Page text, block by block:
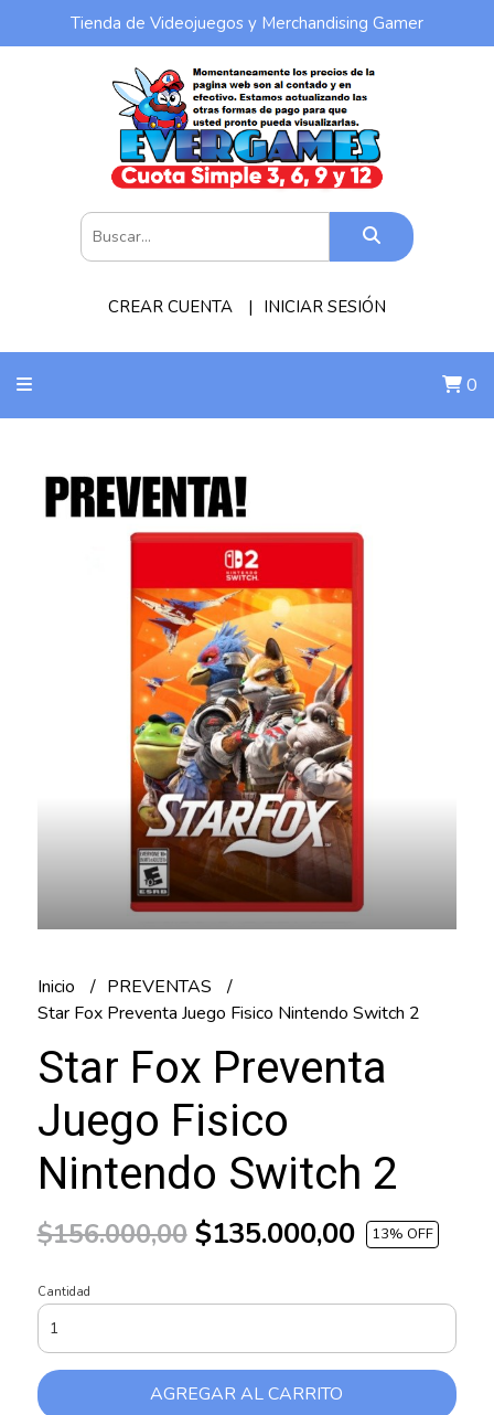
Tienda de Videojuegos y Merchandising Gamer
CREAR CUENTA INICIAR SESIÓN
0
Inicio
PREVENTAS
Star Fox Preventa Juego Fisico Nintendo Switch 2
Star Fox Preventa
Juego Fisico
Nintendo Switch 2
$156.000,00$135.000,00 13% OFF
Cantidad
AGREGAR AL CARRITO